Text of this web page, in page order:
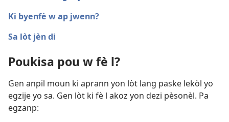
Ki byenfè w ap jwenn?
Sa lòt jèn di
Poukisa pou w fè l?
Gen anpil moun ki aprann yon lòt lang paske lekòl yo
egzije yo sa. Gen lòt ki fè l akoz yon dezi pèsonèl. Pa
egzanp: